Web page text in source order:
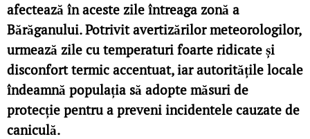
afectează în aceste zile întreaga zonă a
Bărăganului. Potrivit avertizărilor meteorologilor,
urmează zile cu temperaturi foarte ridicate și
disconfort termic accentuat, iar autoritățile locale
îndeamnă populația să adopte măsuri de
protecție pentru a preveni incidentele cauzate de
caniculă.